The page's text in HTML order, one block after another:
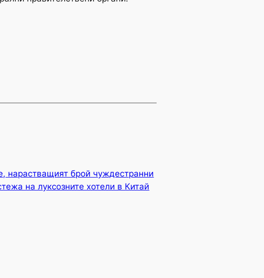
нарастващият брой чуждестранни
на луксозните хотели в Китай